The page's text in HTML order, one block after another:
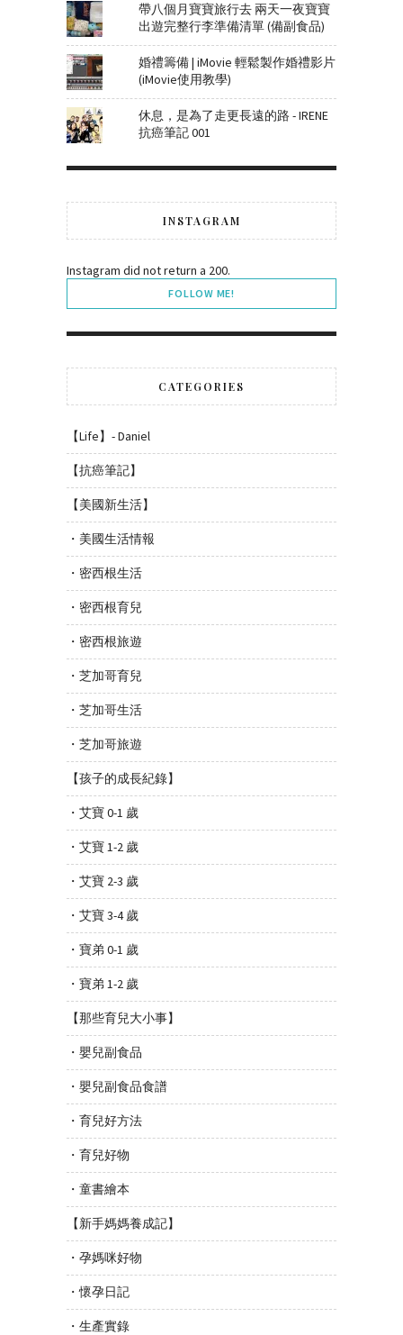
帶八個月寶寶旅行去 兩天一夜寶寶
出遊完整行李準備清單 (備副食品)
婚禮籌備 | iMovie 輕鬆製作婚禮影片
(iMovie使用教學)
休息，是為了走更長遠的路 - IRENE
抗癌筆記 001
INSTAGRAM
Instagram did not return a 200.
FOLLOW ME!
CATEGORIES
【Life】- Daniel
【抗癌筆記】
【美國新生活】
・美國生活情報
・密西根生活
・密西根育兒
・密西根旅遊
・芝加哥育兒
・芝加哥生活
・芝加哥旅遊
【孩子的成長紀錄】
・艾寶 0-1 歲
・艾寶 1-2 歲
・艾寶 2-3 歲
・艾寶 3-4 歲
・寶弟 0-1 歲
・寶弟 1-2 歲
【那些育兒大小事】
・嬰兒副食品
・嬰兒副食品食譜
・育兒好方法
・育兒好物
・童書繪本
【新手媽媽養成記】
・孕媽咪好物
・懷孕日記
・生產實錄